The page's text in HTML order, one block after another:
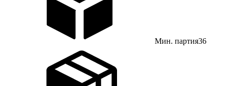
Мин. партия36